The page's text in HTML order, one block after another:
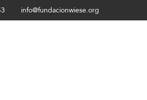
info@fundacionwiese.org